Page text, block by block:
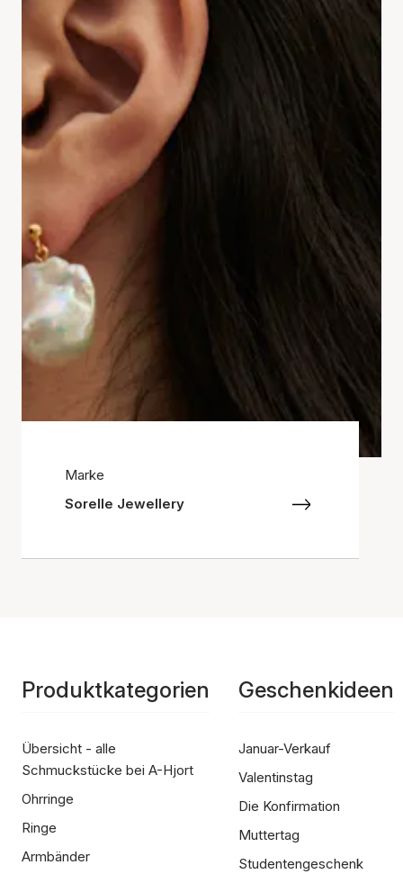
Marke
Sorelle Jewellery
Produktkategorien
Übersicht - alle
Schmuckstücke bei A-Hjort
Ohrringe
Ringe
Armbänder
Geschenkideen
Januar-Verkauf
Valentinstag
Die Konfirmation
Muttertag
Studentengeschenk